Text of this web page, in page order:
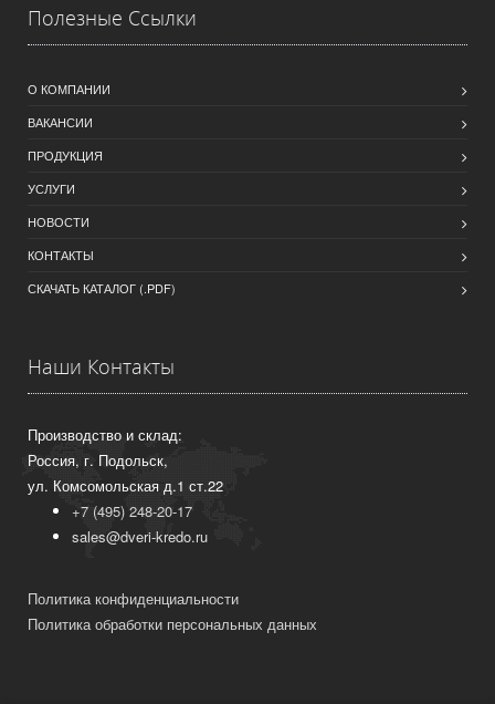
Полезные Ссылки
О КОМПАНИИ
ВАКАНСИИ
ПРОДУКЦИЯ
УСЛУГИ
НОВОСТИ
КОНТАКТЫ
СКАЧАТЬ КАТАЛОГ (.PDF)
Наши Контакты
Производство и склад:
Россия, г. Подольск,
ул. Комсомольская д.1 ст.22
+7 (495) 248-20-17
sales@dveri-kredo.ru
Политика конфиденциальности
Политика обработки персональных данных